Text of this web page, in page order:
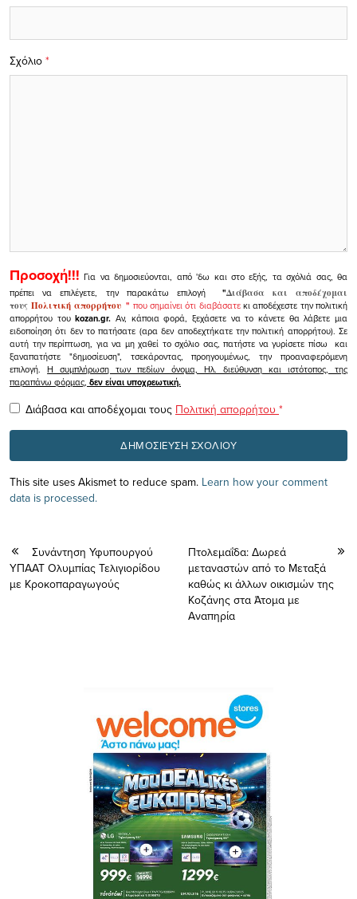
Σχόλιο *
Προσοχή!!! Για να δημοσιεύονται, από 'δω και στο εξής, τα σχόλιά σας, θα
πρέπει να επιλέγετε, την παρακάτω επιλογή
"Διάβασα και αποδέχομαι
τουςΠολιτική απορρήτου" που σημαίνει ότι διαβάσατεκι αποδέχεστε την πολιτική
απορρήτου τουkozan.gr. Αν, κάποια φορά, ξεχάσετε να το κάνετε θα λάβετε μια
ειδοποίηση ότι δεν το πατήσατε (αρα δεν αποδεχτήκατε την πολιτική απορρήτου). Σε
αυτή την περίπτωση, για να μη χαθεί το σχόλιο σας, πατήστε να γυρίσετε πίσω και
ξαναπατήστε "δημοσίευση", τσεκάροντας, προηγουμένως, την προαναφερόμενη
επιλογή.Η συμπλήρωση των πεδίων όνομα, Ηλ. διεύθυνση και ιστότοπος, της
παραπάνω φόρμας, δεν είναι υποχρεωτική.
Διάβασα και αποδέχομαι τους Πολιτική απορρήτου *
This site uses Akismet to reduce spam. Learn how your comment
data is processed.
Συνάντηση Υφυπουργού
ΥΠΑΑΤ Ολυμπίας Τελιγιορίδου
με Κροκοπαραγωγούς
Πτολεμαΐδα: Δωρεά
μεταναστών από το Μεταξά
καθώς κι άλλων οικισμών της
Κοζάνης στα Άτομα με
Αναπηρία